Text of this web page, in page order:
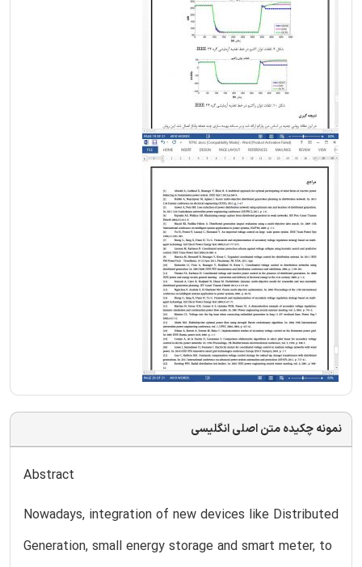
نمونه چکیده متن اصلی انگلیسی
Abstract
Nowadays, integration of new devices like Distributed
Generation, small energy storage and smart meter, to